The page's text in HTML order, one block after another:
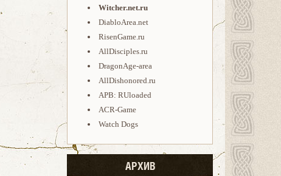
Witcher.net.ru
DiabloArea.net
RisenGame.ru
AllDisciples.ru
DragonAge-area
AllDishonored.ru
APB: RUloaded
ACR-Game
Watch Dogs
АРХИВ